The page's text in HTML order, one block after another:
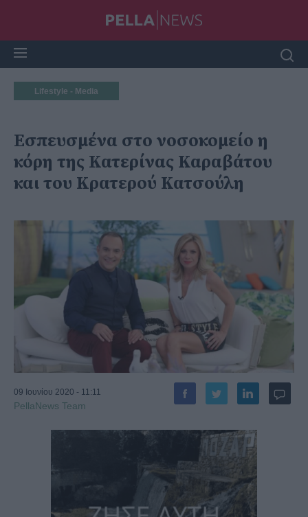
Lifestyle - Media
Εσπευσμένα στο νοσοκομείο η
κόρη της Κατερίνας Καραβάτου
και του Κρατερού Κατσούλη
09 Ιουνίου 2020 - 11:11
PellaNews Team